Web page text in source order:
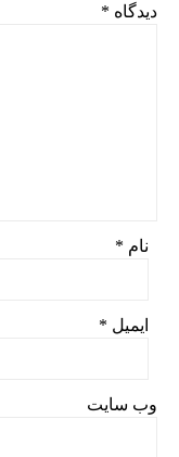
دیدگاه *
نام *
ایمیل *
وب‌ سایت